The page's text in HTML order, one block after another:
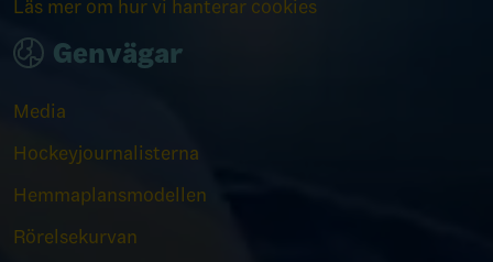
Läs mer om hur vi hanterar cookies
Genvägar
Media
Hockeyjournalisterna
Hemmaplansmodellen
Rörelsekurvan